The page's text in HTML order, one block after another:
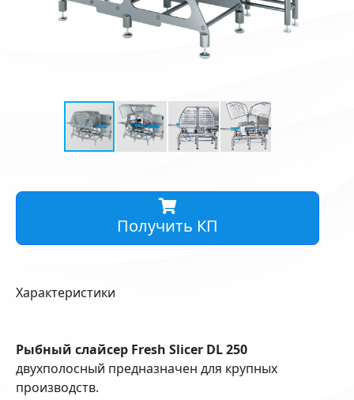
Получить КП
Характеристики
Рыбный слайсер Fresh Slicer DL 250
двухполосный предназначен для крупных
производств.